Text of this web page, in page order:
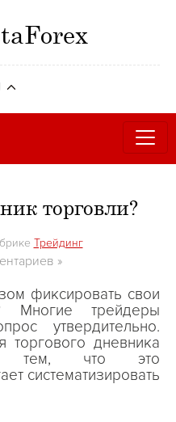
торговли?
Трейдинг
»
фиксировать свои
Многие трейдеры
утвердительно.
торгового дневника
тем, что это
систематизировать